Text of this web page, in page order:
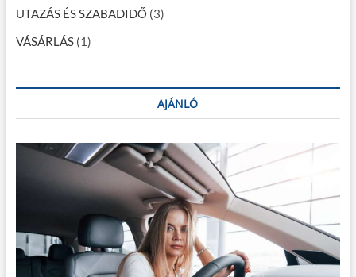
UTAZÁS ÉS SZABADIDŐ (3)
VÁSÁRLÁS(1)
AJÁNLÓ